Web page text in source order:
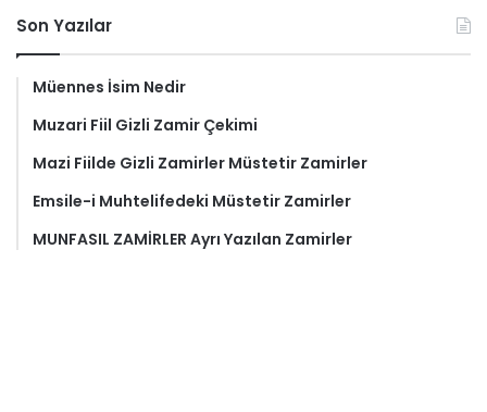
Son Yazılar
Müennes İsim Nedir
Muzari Fiil Gizli Zamir Çekimi
Mazi Fiilde Gizli Zamirler Müstetir Zamirler
Emsile-i Muhtelifedeki Müstetir Zamirler
MUNFASIL ZAMİRLER Ayrı Yazılan Zamirler